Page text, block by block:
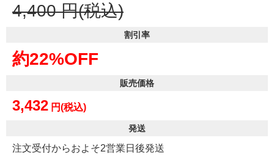
4,400 円(税込)
割引率
約22%OFF
販売価格
3,432 円(税込)
発送
注文受付からおよそ2営業日後発送